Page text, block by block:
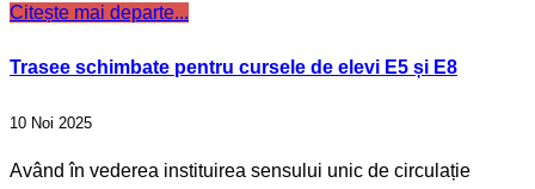
Citește mai departe...
Trasee schimbate pentru cursele de elevi E5 și E8
10 Noi 2025
Având în vederea instituirea sensului unic de circulație